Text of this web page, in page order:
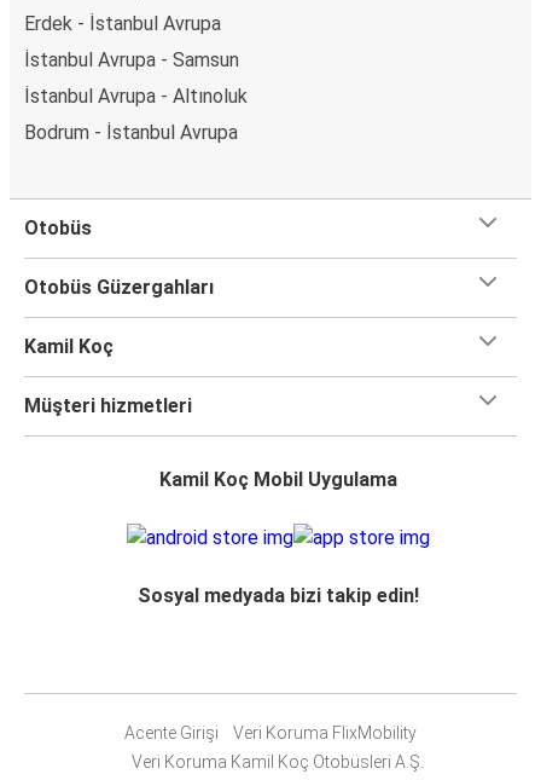
Erdek - İstanbul Avrupa
İstanbul Avrupa - Samsun
İstanbul Avrupa - Altınoluk
Bodrum - İstanbul Avrupa
Otobüs
Otobüs Güzergahları
Kamil Koç
Müşteri hizmetleri
Kamil Koç Mobil Uygulama
Sosyal medyada bizi takip edin!
Acente Girişi
Veri Koruma FlixMobility
Veri Koruma Kamil Koç Otobüsleri A.Ş.